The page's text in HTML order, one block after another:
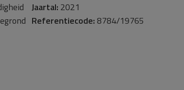
Jaartal: 2021
Referentiecode:8784/19765